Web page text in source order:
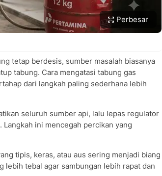
Perbesar
tetap berdesis, sumber masalah biasanya
tabung. Cara mengatasi tabung gas
dari langkah paling sederhana lebih
seluruh sumber api, lalu lepas regulator
ini mencegah percikan yang
tipis, keras, atau aus sering menjadi biang
lebih tebal agar sambungan lebih rapat dan